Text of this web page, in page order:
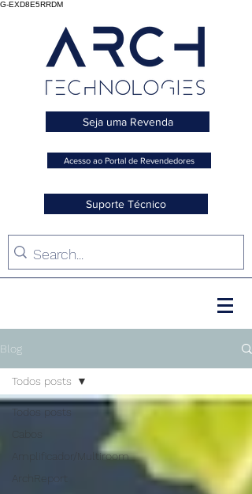
G-EXD8E5RRDM
Seja uma Revenda
Acesso ao Portal de Revendedores
Suporte Técnico
Blog
Todos posts
Amplificador/Multiroom
Todos posts